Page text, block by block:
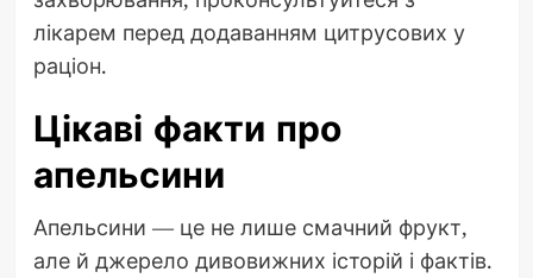
лікарем перед додаванням цитрусових у
раціон.
Цікаві факти про
апельсини
Апельсини — це не лише смачний фрукт,
але й джерело дивовижних історій і фактів.